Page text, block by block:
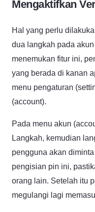
Mengaktifkan
Hal yang perlu
dua langkah pada
menemukan fitur ini,
yang berada di kanan
menu pengaturan
(account).
Pada menu akun
Langkah, kemudian
pengguna akan
pengisian pin ini,
orang lain. Setelah itu
megulangi lagi